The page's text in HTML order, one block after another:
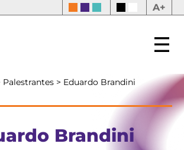
A+
Palestrantes > Eduardo Brandini
Brandini